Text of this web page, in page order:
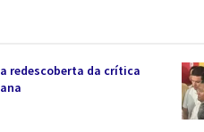
redescoberta da crítica